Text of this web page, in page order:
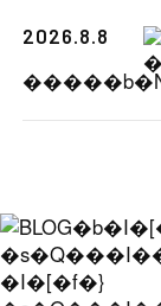
2026.8.8
�I�[�f�}